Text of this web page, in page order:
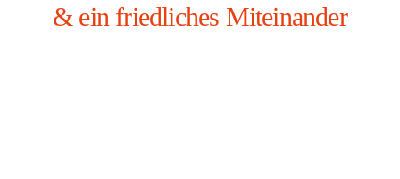
& ein friedliches Miteinander